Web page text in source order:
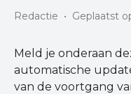
Redactie • Geplaatst
Meld je onderaan
automatische
van de voortgang